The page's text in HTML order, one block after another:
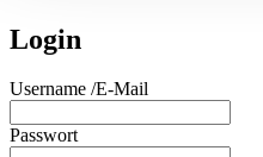
Login
Username /E-Mail
Passwort